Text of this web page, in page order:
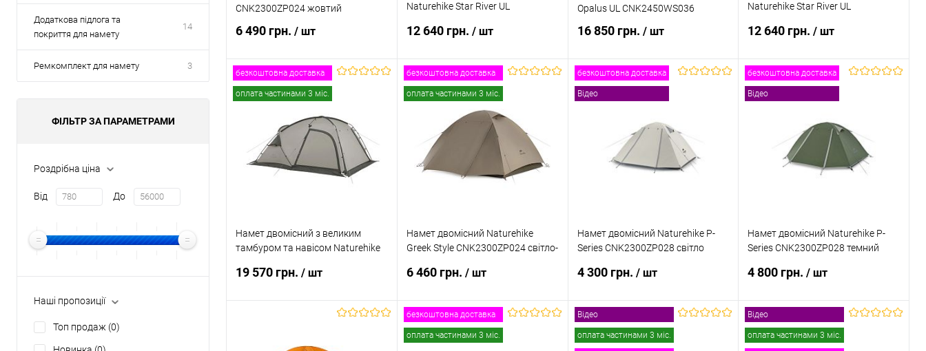
Додаткова підлога та
покриття для намету
14
Ремкомплект для намету 3
ФІЛЬТР ЗА ПАРАМЕТРАМИ
Роздрібна ціна
Від До
Наші пропозиції
Топ продаж (0)
CNK2300ZP024 жовтий
6 490 грн. / шт
В кошик
Купити в 1 клік Порівняння
В обране В наявності
Naturehike Star River UL
12 640 грн. / шт
В кошик
Купити в 1 клік Порівняння
В обране В наявності
Opalus UL CNK2450WS036
16 850 грн. / шт
В кошик
Купити в 1 клік
порівняння
В обране В наявності
Naturehike Star River UL
12 640 грн./ шт
В кошик
Купити в 1 клік
порівняння
В обране В наявності
безкоштовна доставка
оплата частинами 3 міс.
Намет двомісний з великим
тамбуром та навісом Naturehike
19 570 грн. / шт
безкоштовна доставка
оплата частинами 3 міс.
Намет двомісний Naturehike
Greek Style CNK2300ZP024 світло-
6 460 грн. / шт
В кошик
безкоштовна доставка
Відео
Намет двомісний Naturehike P-
Series CNK2300ZP028 світло
4 300 грн. / шт
Повідомити про наявність
безкоштовна доставка
Відео
Намет двомісний Naturehike P-
Series CNK2300ZP028 темний
4 800 грн./ шт
Повідомити про наявність
безкоштовна доставка
оплата частинами 3 міс.
Відео
оплата частинами 3 міс.
Відео
оплата частинами 3 міс.